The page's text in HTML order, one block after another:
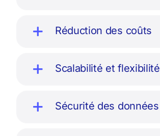
Réduction des coûts
Scalabilité et flexibilité
Sécurité des données